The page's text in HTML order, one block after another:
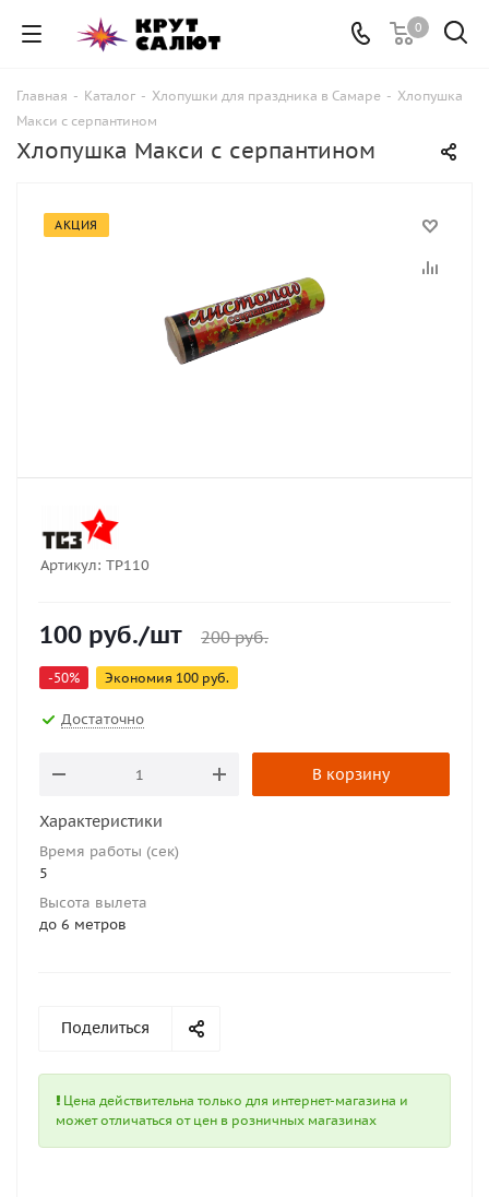
0
Главная - Каталог - Хлопушки для праздника в Самаре - Хлопушка
Макси с серпантином
Хлопушка Макси с серпантином
АКЦИЯ
Артикул: ТР110
100 руб./шт 200руб.
-50% Экономия 100 руб.
Достаточно
В корзину
Характеристики
Время работы (сек)
5
Высота вылета
до 6 метров
Поделиться
Цена действительна только для интернет-магазина и
может отличаться от цен в розничных магазинах